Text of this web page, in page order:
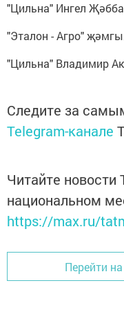
"Цильна" Ингел
"Эталон - Агро"
"Цильна" Владимир
Следите за
Telegram-канале
Читайте новости
национальном
https://max.ru/
Перейти